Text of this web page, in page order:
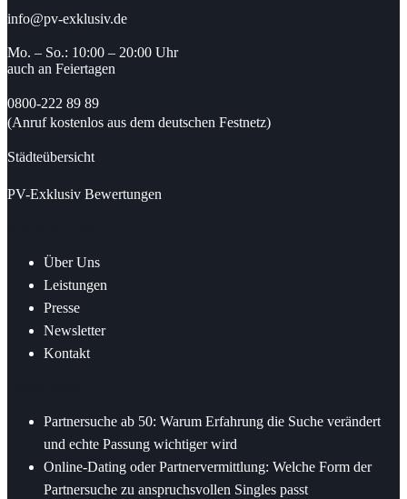
info@pv-exklusiv.de
Mo. – So.: 10:00 – 20:00 Uhr
auch an Feiertagen
0800-222 89 89
(Anruf kostenlos aus dem deutschen Festnetz)
Städteübersicht
PV-Exklusiv Bewertungen
Über Uns
Leistungen
Presse
Newsletter
Kontakt
Partnersuche ab 50: Warum Erfahrung die Suche verändert
und echte Passung wichtiger wird
Online-Dating oder Partnervermittlung: Welche Form der
Partnersuche zu anspruchsvollen Singles passt